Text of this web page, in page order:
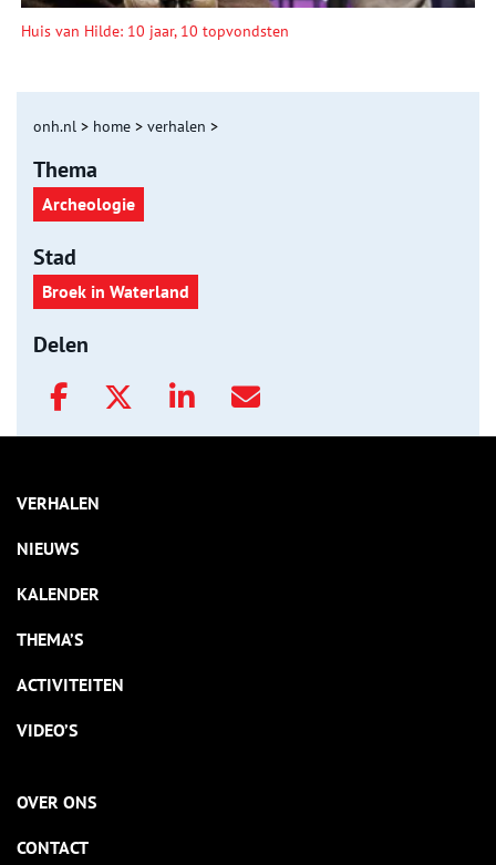
Huis van Hilde: 10 jaar, 10 topvondsten
onh.nl > home > verhalen >
Thema
Archeologie
Stad
Broek in Waterland
Delen
VERHALEN
NIEUWS
KALENDER
THEMA’S
ACTIVITEITEN
VIDEO’S
OVER ONS
CONTACT